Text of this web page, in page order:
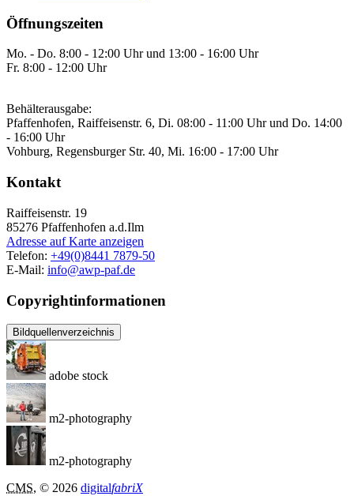
Öffnungszeiten
Mo. - Do. 8:00 - 12:00 Uhr und 13:00 - 16:00 Uhr
Fr. 8:00 - 12:00 Uhr
Behälterausgabe:
Pfaffenhofen, Raiffeisenstr. 6, Di. 08:00 - 11:00 Uhr und Do. 14:00
- 16:00 Uhr
Vohburg, Regensburger Str. 40, Mi. 16:00 - 17:00 Uhr
Kontakt
Raiffeisenstr. 19
85276 Pfaffenhofen a.d.Ilm
Adresse auf Karte anzeigen
Telefon: +49(0)8441 7879-50
E-Mail: info@awp-paf.de
Copyrightinformationen
Bildquellenverzeichnis
adobe stock
m2-photography
m2-photography
CMS, © 2026 digitalfabriX